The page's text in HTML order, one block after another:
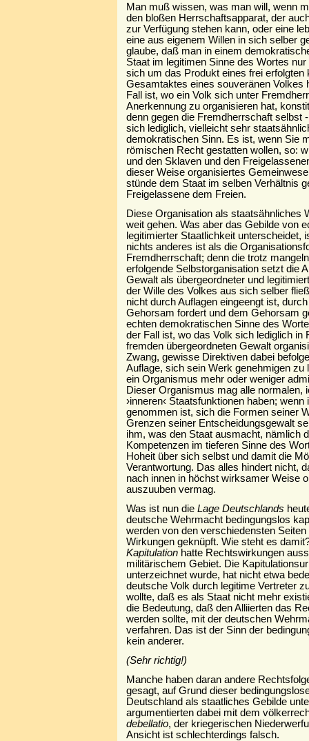
Man muß wissen, was man will, wenn
den bloßen Herrschaftsapparat, der
zur Verfügung stehen kann, oder eine
eine aus eigenem Willen in sich selber
glaube, daß man in einem
Staat im legitimen Sinne des Wortes
sich um das Produkt eines frei erfolgten
Gesamtaktes eines souveränen Volkes
Fall ist, wo ein Volk sich unter
Anerkennung zu organisieren hat,
denn gegen die Fremdherrschaft selbst
sich lediglich, vielleicht sehr
demokratischen Sinn. Es ist, wenn Sie
römischen Recht gestatten wollen, so:
und den Sklaven und den
dieser Weise organisiertes
stünde dem Staat im selben Verhältnis
Freigelassene dem Freien.
Diese Organisation als staatsähnliches
weit gehen. Was aber das Gebilde von
legitimierter Staatlichkeit unterscheidet,
nichts anderes ist als die
Fremdherrschaft; denn die trotz
erfolgende Selbstorganisation setzt die
Gewalt als übergeordneter und
der Wille des Volkes aus sich selber
nicht durch Auflagen eingeengt ist,
Gehorsam fordert und dem Gehorsam
echten demokratischen Sinne des
der Fall ist, wo das Volk sich lediglich in
fremden übergeordneten Gewalt
Zwang, gewisse Direktiven dabei
Auflage, sich sein Werk genehmigen zu
ein Organismus mehr oder weniger
Dieser Organismus mag alle normalen,
›inneren‹ Staatsfunktionen haben;
genommen ist, sich die Formen seiner
Grenzen seiner Entscheidungsgewalt
ihm, was den Staat ausmacht, nämlich
Kompetenzen im tieferen Sinne des
Hoheit über sich selbst und damit die
Verantwortung. Das alles hindert nicht,
nach innen in höchst wirksamer Weise
auszuuben vermag.
Was ist nun dieLage Deutschlands
deutsche Wehrmacht bedingungslos
werden von den verschiedensten
Wirkungen geknüpft. Wie steht es
Kapitulation hatte Rechtswirkungen
militärischem Gebiet. Die
unterzeichnet wurde, hat nicht etwa
deutsche Volk durch legitime Vertreter
wollte, daß es als Staat nicht mehr
die Bedeutung, daß den Alliierten das
werden sollte, mit der deutschen
verfahren. Das ist der Sinn der
kein anderer.
(Sehr richtig!)
Manche haben daran andere
gesagt, auf Grund dieser
Deutschland als staatliches Gebilde
argumentierten dabei mit dem
debellatio, der kriegerischen
Ansicht ist schlechterdings falsch.